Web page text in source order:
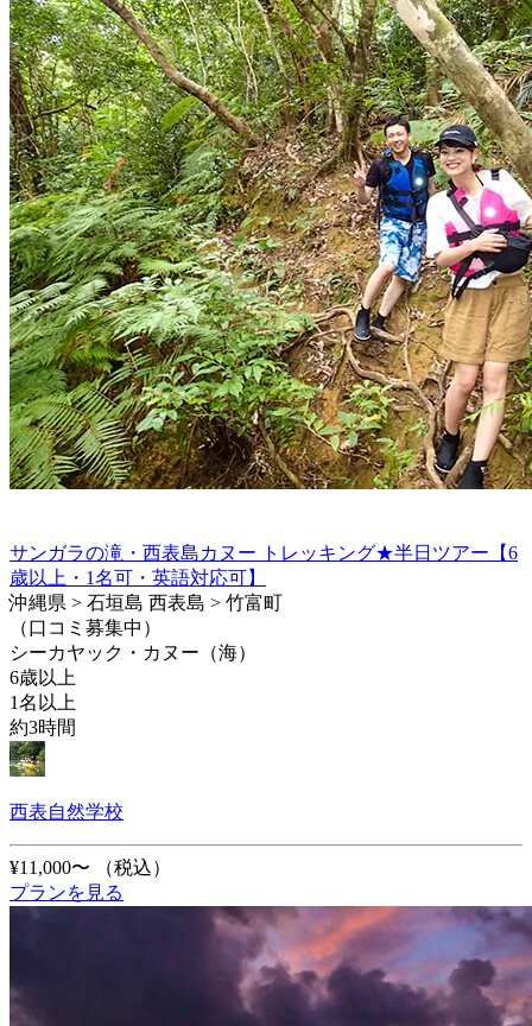
サンガラの滝・西表島カヌー トレッキング★半日ツアー【6
歳以上・1名可・英語対応可】
沖縄県 > 石垣島 西表島 > 竹富町
（口コミ募集中）
シーカヤック・カヌー（海）
6歳以上
1名以上
約3時間
西表自然学校
¥11,000〜
（税込）
プランを見る